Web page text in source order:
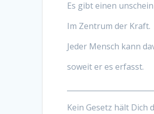
Es gibt einen
Im Zentrum der Kraft.
Jeder Mensch kann
soweit er es erfasst.
Kein Gesetz hält Dich